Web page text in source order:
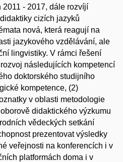
- 2017, dále rozvíjí
cizích jazyků
nová, která reagují na
jazykového vzdělávání, ale
lingvistiky. V rámci řešení
následujících kompetencí
doktorského studijního
kompetence, (2)
v oblasti metodologie
didaktického výzkumu
vědeckých setkání
prezentovat výsledky
veřejnosti na konferencích i v
platformách doma i v